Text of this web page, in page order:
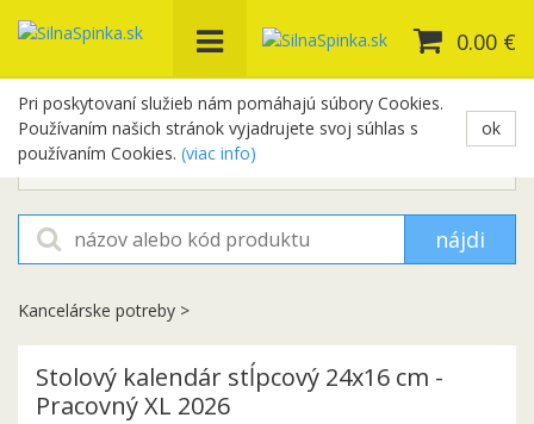
Pri poskytovaní služieb nám pomáhajú súbory Cookies.
Používaním našich stránok vyjadrujete svoj súhlas s
používaním Cookies. (viac info)
ok
0.00 €
+421 948 654 329
objednavky@silnaspinka.sk
nájdi
Kancelárske potreby >
Stolový kalendár stĺpcový 24x16 cm -
Pracovný XL 2026